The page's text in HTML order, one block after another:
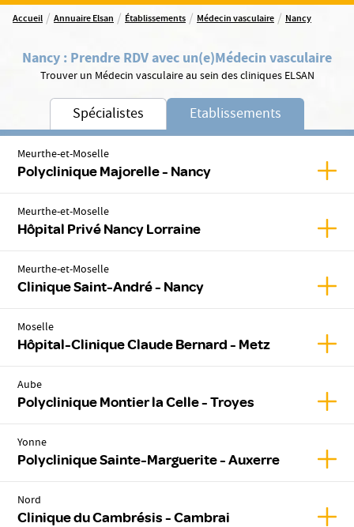
Accueil / Annuaire Elsan / Établissements / Médecin vasculaire / Nancy
Nancy : Prendre RDV avec un(e)Médecin vasculaire
Trouver un Médecin vasculaire au sein des cliniques ELSAN
Spécialistes Etablissements
Meurthe-et-Moselle
Polyclinique Majorelle - Nancy
Meurthe-et-Moselle
Hôpital Privé Nancy Lorraine
Meurthe-et-Moselle
Clinique Saint-André - Nancy
Moselle
Hôpital-Clinique Claude Bernard - Metz
Aube
Polyclinique Montier la Celle - Troyes
Yonne
Polyclinique Sainte-Marguerite - Auxerre
Nord
Clinique du Cambrésis - Cambrai